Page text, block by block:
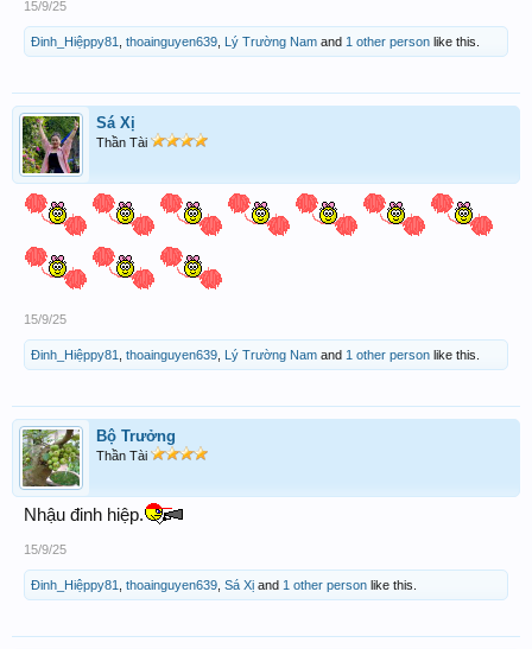
15/9/25
Đinh_Hiệppy81 thoainguyen639 Lý Trường Nam and 1 other person like this.
Sá Xị
Thần Tài
15/9/25
Đinh_Hiệppy81 thoainguyen639 Lý Trường Nam and 1 other person like this.
Bộ Trưởng
Thần Tài
Nhậu đinh hiệp.
15/9/25
Đinh_Hiệppy81 thoainguyen639 Sá Xị and 1 other person like this.